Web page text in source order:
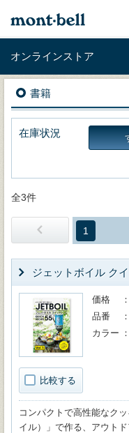
オンラインストア
書籍
在庫状況
全3件
1
ジェットボイル ク
比較する
価格
品番
カラー
コンパクトで高性能なク
イル）」で作る、アウト